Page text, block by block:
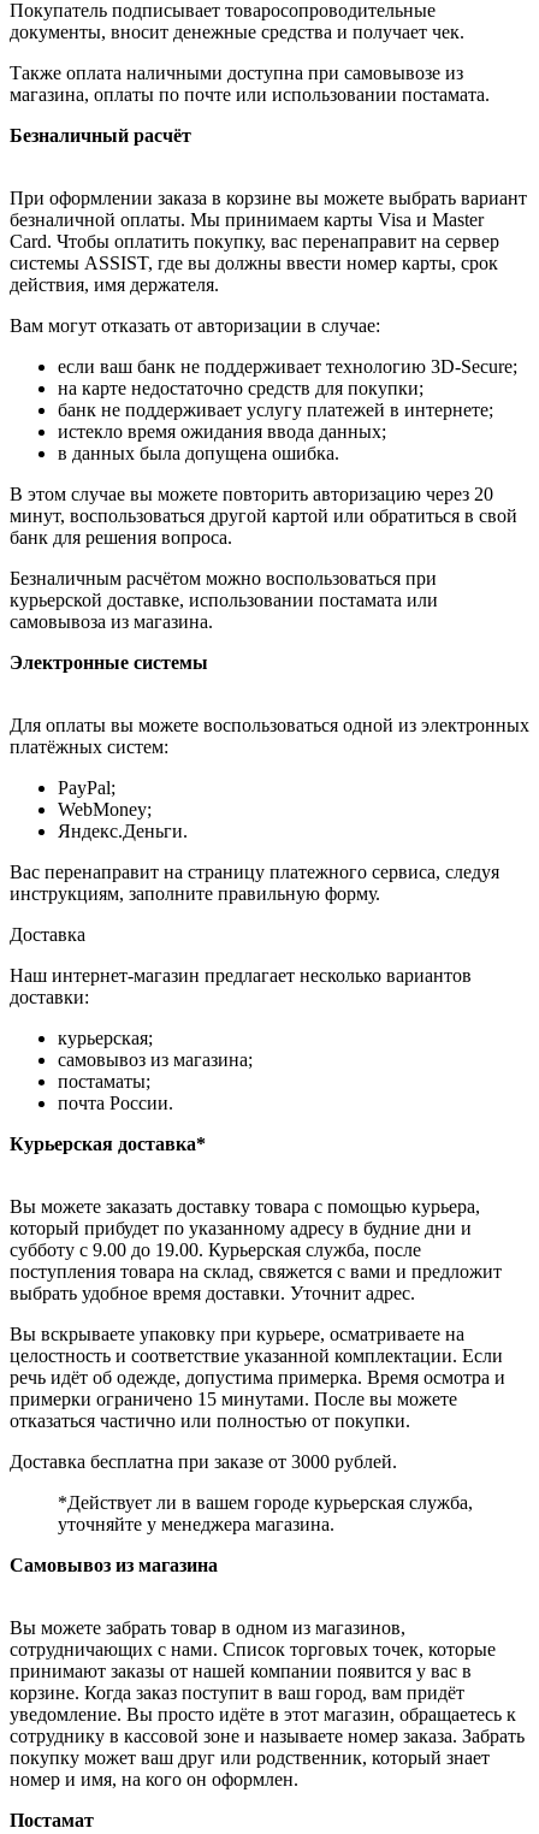
Покупатель подписывает товаросопроводительные
документы, вносит денежные средства и получает чек.
Также оплата наличными доступна при самовывозе из
магазина, оплаты по почте или использовании постамата.
Безналичный расчёт
При оформлении заказа в корзине вы можете выбрать вариант
безналичной оплаты. Мы принимаем карты Visa и Master
Card. Чтобы оплатить покупку, вас перенаправит на сервер
системы ASSIST, где вы должны ввести номер карты, срок
действия, имя держателя.
Вам могут отказать от авторизации в случае:
если ваш банк не поддерживает технологию 3D-Secure;
на карте недостаточно средств для покупки;
банк не поддерживает услугу платежей в интернете;
истекло время ожидания ввода данных;
в данных была допущена ошибка.
В этом случае вы можете повторить авторизацию через 20
минут, воспользоваться другой картой или обратиться в свой
банк для решения вопроса.
Безналичным расчётом можно воспользоваться при
курьерской доставке, использовании постамата или
самовывоза из магазина.
Электронные системы
Для оплаты вы можете воспользоваться одной из электронных
платёжных систем:
PayPal;
WebMoney;
Яндекс.Деньги.
Вас перенаправит на страницу платежного сервиса, следуя
инструкциям, заполните правильную форму.
Доставка
Наш интернет-магазин предлагает несколько вариантов
доставки:
курьерская;
самовывоз из магазина;
постаматы;
почта России.
Курьерская доставка*
Вы можете заказать доставку товара с помощью курьера,
который прибудет по указанному адресу в будние дни и
субботу с 9.00 до 19.00. Курьерская служба, после
поступления товара на склад, свяжется с вами и предложит
выбрать удобное время доставки. Уточнит адрес.
Вы вскрываете упаковку при курьере, осматриваете на
целостность и соответствие указанной комплектации. Если
речь идёт об одежде, допустима примерка. Время осмотра и
примерки ограничено 15 минутами. После вы можете
отказаться частично или полностью от покупки.
Доставка бесплатна при заказе от 3000 рублей.
*Действует ли в вашем городе курьерская служба,
уточняйте у менеджера магазина.
Самовывоз из магазина
Вы можете забрать товар в одном из магазинов,
сотрудничающих с нами. Список торговых точек, которые
принимают заказы от нашей компании появится у вас в
корзине. Когда заказ поступит в ваш город, вам придёт
уведомление. Вы просто идёте в этот магазин, обращаетесь к
сотруднику в кассовой зоне и называете номер заказа. Забрать
покупку может ваш друг или родственник, который знает
номер и имя, на кого он оформлен.
Постамат